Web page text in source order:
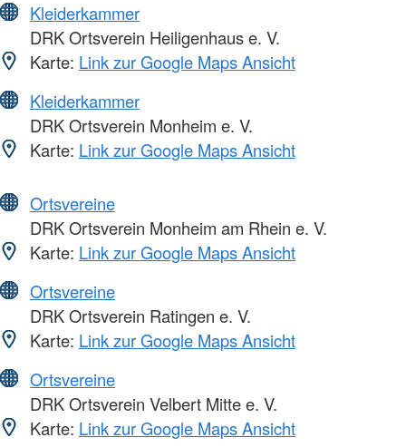
Kleiderkammer
DRK Ortsverein Heiligenhaus e. V.
Karte: Link zur Google Maps Ansicht
Kleiderkammer
DRK Ortsverein Monheim e. V.
Karte: Link zur Google Maps Ansicht
Ortsvereine
DRK Ortsverein Monheim am Rhein e. V.
Karte: Link zur Google Maps Ansicht
Ortsvereine
DRK Ortsverein Ratingen e. V.
Karte: Link zur Google Maps Ansicht
Ortsvereine
DRK Ortsverein Velbert Mitte e. V.
Karte: Link zur Google Maps Ansicht